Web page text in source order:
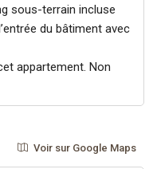
sous-terrain incluse
du bâtiment avec
appartement. Non
Voir sur Google Maps